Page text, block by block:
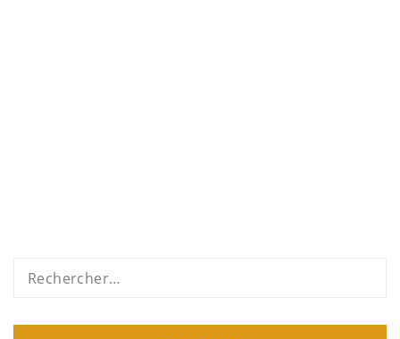
Rechercher :